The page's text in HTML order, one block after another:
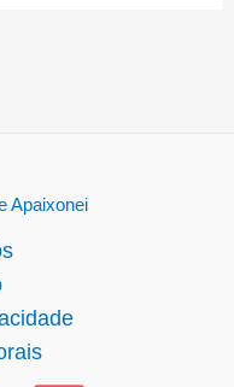
Apaixonei